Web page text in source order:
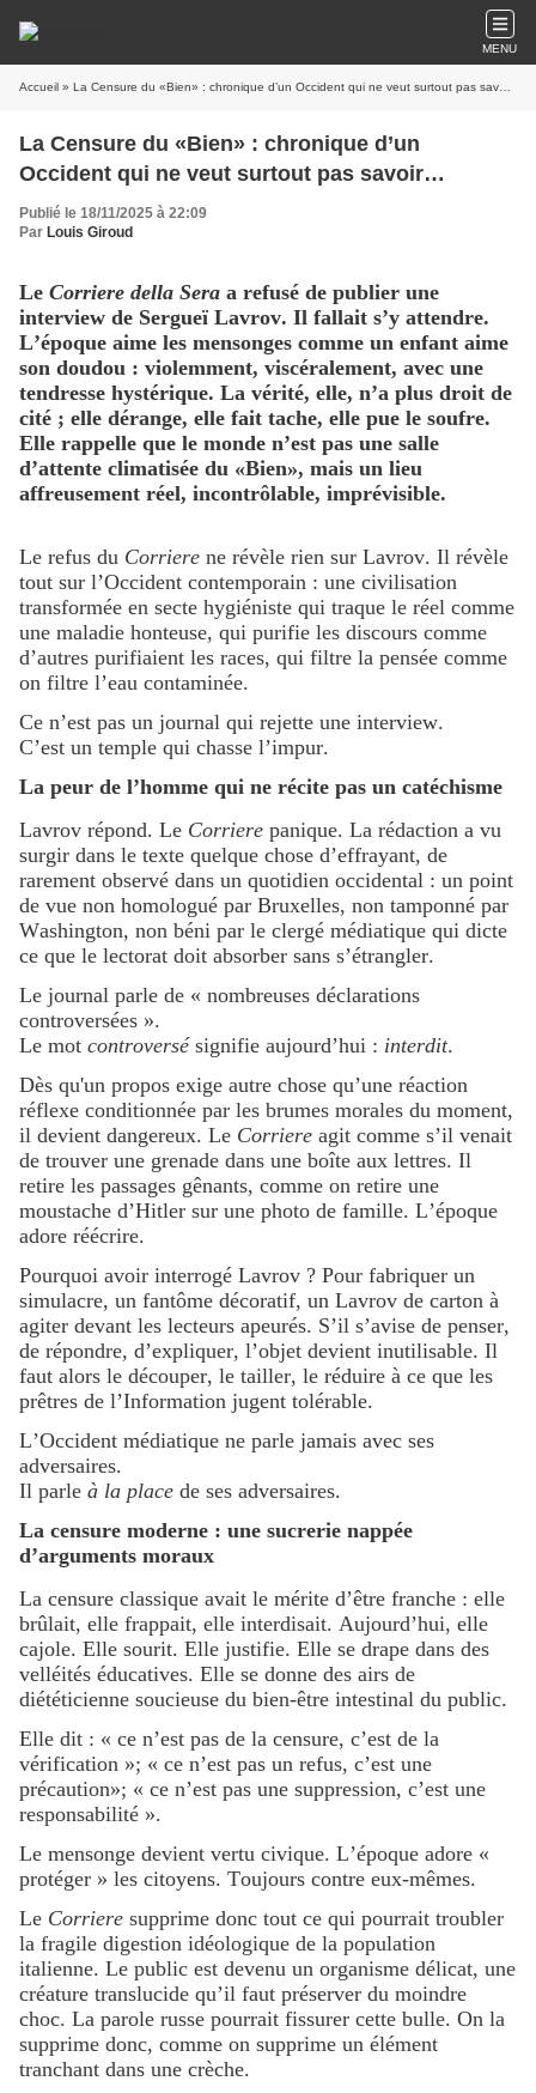
MENU
Accueil » La Censure du «Bien» : chronique d’un Occident qui ne veut surtout pas savoir…
La Censure du «Bien» : chronique d’un
Occident qui ne veut surtout pas savoir…
Publié le 18/11/2025 à 22:09
Par Louis Giroud
Le Corriere della Sera a refusé de publier une
interview de Sergueï Lavrov. Il fallait s’y attendre.
L’époque aime les mensonges comme un enfant aime
son doudou : violemment, viscéralement, avec une
tendresse hystérique. La vérité, elle, n’a plus droit de
cité ; elle dérange, elle fait tache, elle pue le soufre.
Elle rappelle que le monde n’est pas une salle
d’attente climatisée du «Bien», mais un lieu
affreusement réel, incontrôlable, imprévisible.
Le refus du Corriere ne révèle rien sur Lavrov. Il révèle
tout sur l’Occident contemporain : une civilisation
transformée en secte hygiéniste qui traque le réel comme
une maladie honteuse, qui purifie les discours comme
d’autres purifiaient les races, qui filtre la pensée comme
on filtre l’eau contaminée.
Ce n’est pas un journal qui rejette une interview.
C’est un temple qui chasse l’impur.
La peur de l’homme qui ne récite pas un catéchisme
Lavrov répond. Le Corriere panique. La rédaction a vu
surgir dans le texte quelque chose d’effrayant, de
rarement observé dans un quotidien occidental : un point
de vue non homologué par Bruxelles, non tamponné par
Washington, non béni par le clergé médiatique qui dicte
ce que le lectorat doit absorber sans s’étrangler.
Le journal parle de « nombreuses déclarations
controversées ».
Le mot controversésignifie aujourd’hui : interdit.
Dès qu'un propos exige autre chose qu’une réaction
réflexe conditionnée par les brumes morales du moment,
il devient dangereux. Le Corriere agit comme s’il venait
de trouver une grenade dans une boîte aux lettres. Il
retire les passages gênants, comme on retire une
moustache d’Hitler sur une photo de famille. L’époque
adore réécrire.
Pourquoi avoir interrogé Lavrov ? Pour fabriquer un
simulacre, un fantôme décoratif, un Lavrov de carton à
agiter devant les lecteurs apeurés. S’il s’avise de penser,
de répondre, d’expliquer, l’objet devient inutilisable. Il
faut alors le découper, le tailler, le réduire à ce que les
prêtres de l’Information jugent tolérable.
L’Occident médiatique ne parle jamais avec ses
adversaires.
Il parle à la place de ses adversaires.
La censure moderne : une sucrerie nappée
d’arguments moraux
La censure classique avait le mérite d’être franche : elle
brûlait, elle frappait, elle interdisait. Aujourd’hui, elle
cajole. Elle sourit. Elle justifie. Elle se drape dans des
velléités éducatives. Elle se donne des airs de
diététicienne soucieuse du bien-être intestinal du public.
Elle dit : « ce n’est pas de la censure, c’est de la
vérification »; « ce n’est pas un refus, c’est une
précaution»; « ce n’est pas une suppression, c’est une
responsabilité ».
Le mensonge devient vertu civique. L’époque adore «
protéger » les citoyens. Toujours contre eux-mêmes.
Le Corriere supprime donc tout ce qui pourrait troubler
la fragile digestion idéologique de la population
italienne. Le public est devenu un organisme délicat, une
créature translucide qu’il faut préserver du moindre
choc. La parole russe pourrait fissurer cette bulle. On la
supprime donc, comme on supprime un élément
tranchant dans une crèche.